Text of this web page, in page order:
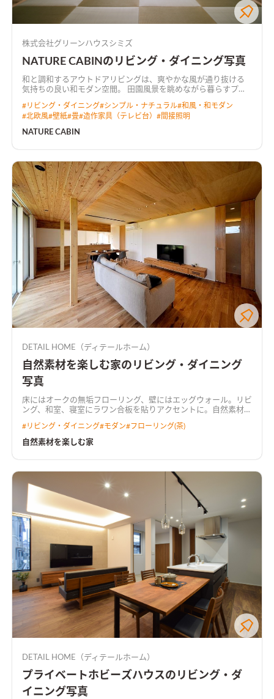
株式会社グリーンハウスシミズ
NATURE CABINのリビング・ダイニング写真
和と調和するアウトドアリビングは、爽やかな風が通り抜ける
気持ちの良い和モダン空間。 田園風景を眺めながら暮らすプラ
#リビング・ダイニング#シンプル・ナチュラル#和風・和モダン
#北欧風#壁紙#畳#造作家具（テレビ台） #間接照明
NATURE CABIN
DETAIL HOME（ディテールホーム）
自然素材を楽しむ家のリビング・ダイニング
写真
床にはオークの無垢フローリング、壁にはエッグウォール。リビ
ング、和室、寝室にラワン合板を貼りアクセントに。自然素材を
#リビング・ダイニング#モダン#フローリング(茶)
自然素材を楽しむ家
DETAIL HOME（ディテールホーム）
プライベートホビーズハウスのリビング・ダ
イニング写真